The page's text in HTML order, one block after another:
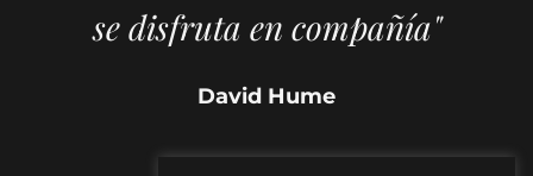
se disfruta en compañía"
David Hume